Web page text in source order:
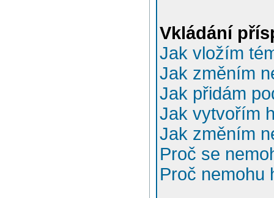
Vkládání
Jak vložím
Jak změním
Jak přidám
Jak vytvořím
Jak změním
Proč se
Proč nemohu